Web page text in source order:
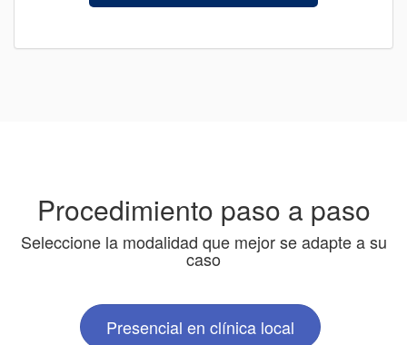
Procedimiento paso a paso
Seleccione la modalidad que mejor se adapte a su
caso
Presencial en clínica local